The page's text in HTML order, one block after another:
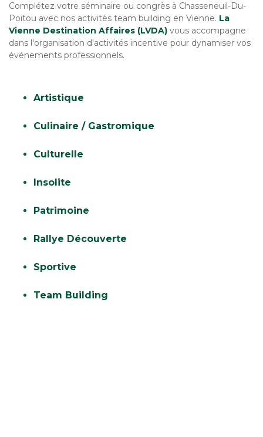
Complétez votre séminaire ou congrès à Chasseneuil-Du-
Poitou avec nos activités team building en Vienne. La
Vienne Destination Affaires (LVDA) vous accompagne
dans l'organisation d'activités incentive pour dynamiser vos
événements professionnels.
Artistique
Culinaire / Gastromique
Culturelle
Insolite
Patrimoine
Rallye Découverte
Sportive
Team Building